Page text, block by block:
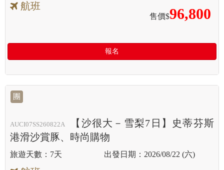
航班
售價$96,800
報名
團
AUCI07SS260822A
【沙很大－雪梨7日】史蒂芬斯
港滑沙賞豚、時尚購物
7天 2026/08/22 (六)